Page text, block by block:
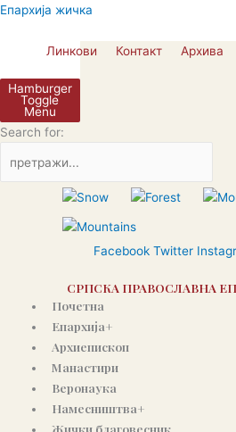
Пређи
Епархија жичка
Линкови Контакт Архива
Hamburger
Toggle
Menu
Search for:
Facebook Twitter
СРПСКА ПРАВОСЛАВНА
Почетна
Епархија+
Архиепископ
Манастири
Веронаука
Намесништва+